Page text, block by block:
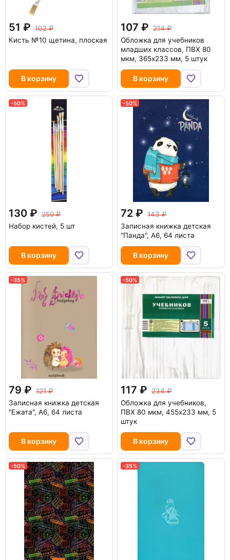
51
102
Кисть №10 щетина, плоская
В корзину
107
214
Обложка для учебников
младших классов, ПВХ 80
мкм, 365х233 мм, 5 штук
В корзину
-50%
130
259
Набор кистей, 5 шт
В корзину
-50%
72
143
Записная книжка детская
"Панда", А6, 64 листа
В корзину
-35%
79
121
Записная книжка детская
"Ежата", А6, 64 листа
В корзину
-50%
117
234
Обложка для учебников,
ПВХ 80 мкм, 455х233 мм, 5
штук
В корзину
-50% -35%